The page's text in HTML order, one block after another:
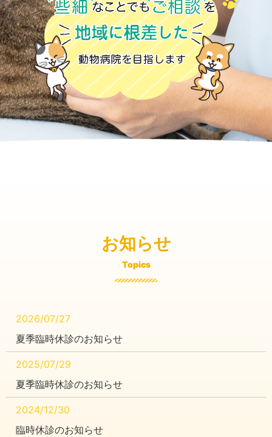
お知らせ
Topics
2026/07/27
夏季臨時休診のお知らせ
2025/07/29
夏季臨時休診のお知らせ
2024/12/30
臨時休診のお知らせ